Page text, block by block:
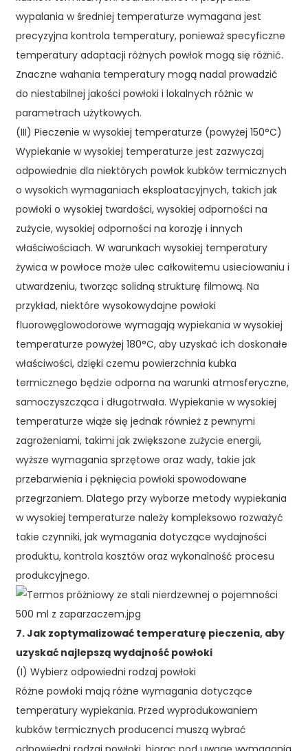
wypalania w średniej temperaturze wymagana jest
precyzyjna kontrola temperatury, ponieważ specyficzne
temperatury adaptacji różnych powłok mogą się różnić.
Znaczne wahania temperatury mogą nadal prowadzić
do niestabilnej jakości powłoki i lokalnych różnic w
parametrach użytkowych.
(III) Pieczenie w wysokiej temperaturze (powyżej 150°C)
Wypiekanie w wysokiej temperaturze jest zazwyczaj
odpowiednie dla niektórych powłok kubków termicznych
o wysokich wymaganiach eksploatacyjnych, takich jak
powłoki o wysokiej twardości, wysokiej odporności na
zużycie, wysokiej odporności na korozję i innych
właściwościach. W warunkach wysokiej temperatury
żywica w powłoce może ulec całkowitemu usieciowaniu i
utwardzeniu, tworząc solidną strukturę filmową. Na
przykład, niektóre wysokowydajne powłoki
fluorowęglowodorowe wymagają wypiekania w wysokiej
temperaturze powyżej 180°C, aby uzyskać ich doskonałe
właściwości, dzięki czemu powierzchnia kubka
termicznego będzie odporna na warunki atmosferyczne,
samoczyszcząca i długotrwała. Wypiekanie w wysokiej
temperaturze wiąże się jednak również z pewnymi
zagrożeniami, takimi jak zwiększone zużycie energii,
wyższe wymagania sprzętowe oraz wady, takie jak
przebarwienia i pęknięcia powłoki spowodowane
przegrzaniem. Dlatego przy wyborze metody wypiekania
w wysokiej temperaturze należy kompleksowo rozważyć
takie czynniki, jak wymagania dotyczące wydajności
produktu, kontrola kosztów oraz wykonalność procesu
produkcyjnego.
7. Jak zoptymalizować temperaturę pieczenia, aby
uzyskać najlepszą wydajność powłoki
(I) Wybierz odpowiedni rodzaj powłoki
Różne powłoki mają różne wymagania dotyczące
temperatury wypiekania. Przed wyprodukowaniem
kubków termicznych producenci muszą wybrać